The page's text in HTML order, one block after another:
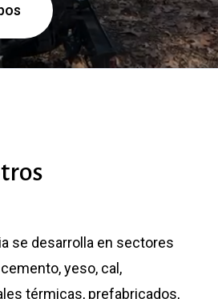
se desarrolla en sectores
yeso, cal,
térmicas, prefabricados,